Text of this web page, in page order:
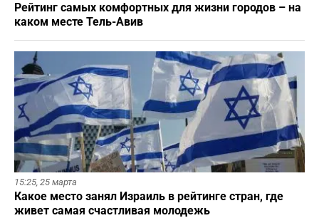
Рейтинг самых комфортных для жизни городов – на
каком месте Тель-Авив
15:25, 25 марта
Какое место занял Израиль в рейтинге стран, где
живет самая счастливая молодежь